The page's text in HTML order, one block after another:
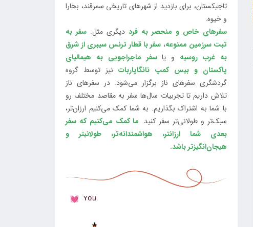
تاجیکستان، برای بازدید از شهرهای تاریخی سمرقند، بخارا
و خیوه.
سفرهای خاص و منحصر به فرددیگری مثل:سفر به
تبت سرزمین ممنوعه، سفر با قطار ترنس سیبری از شرق
به غرب روسیه و یاسفر ماجراجویی به هیمالیای
پاکستان و بیس کمپ نانگاپاربات نیز توسط گروه
گردشگری سفرهای ناز برگزار می‌شود. در سفرهای ناز
تلاش داریم تا تجربیات سال‌ها سفر به مقاصد مختلف رو
با شما به اشتراک بگذاریم. به شما کمک می‌کنیم ارزان‌تر،
سبک‌تر و طولانی‌تر سفر کنید. ما کمک می‌کنیم که سفر
بعدی شما ارزانتر، هواشمندانه‌تر، طولانی‎تر و
هیجان‌انگیزتر باشد.